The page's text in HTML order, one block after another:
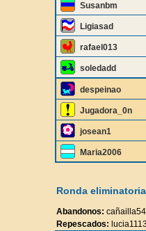
Susanbm
Ligiasad
rafael013
soledadd
despeinao
Jugadora_0n
josean1
Maria2006
Ronda
Abandonos:
Repescados: lucia1113